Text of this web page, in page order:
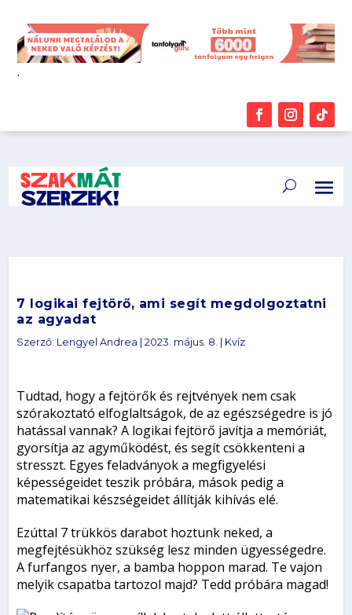
.
7 logikai fejtörő, ami segít megdolgoztatni
az agyadat
Szerző: Lengyel Andrea |2023. május. 8. Kvíz
Tudtad, hogy a fejtörők és rejtvények nem csak
szórakoztató elfoglaltságok, de az egészségedre is jó
hatással vannak? A logikai fejtörő javítja a memóriát,
gyorsítja az agyműködést, és segít csökkenteni a
stresszt. Egyes feladványok a megfigyelési
képességeidet teszik próbára, mások pedig a
matematikai készségeidet állítják kihívás elé.
Ezúttal 7 trükkös darabot hoztunk neked, a
megfejtésükhöz szükség lesz minden ügyességedre.
A furfangos nyer, a bamba hoppon marad. Te vajon
melyik csapatba tartozol majd? Tedd próbára magad!